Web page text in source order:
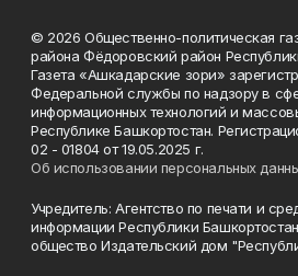
© 2026 Общественно-политическая
района Фёдоровский район
Газета «Ашкадарские зори»
Федеральной службы по надзору в
информационных технологий и
Республике Башкортостан.
02 - 01804 от 19.05.2025 г.
Об использовании персональных
Учредитель: Агентство по печати и
информации Республики
общество Издательский дом